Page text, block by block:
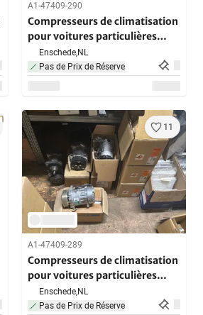
A1-47409-290
Compresseurs de climatisation
pour voitures particulières
(10x)
Enschede,NL
Pas de Prix de Réserve
11
A1-47409-289
Compresseurs de climatisation
pour voitures particulières
(10x)
Enschede,NL
Pas de Prix de Réserve